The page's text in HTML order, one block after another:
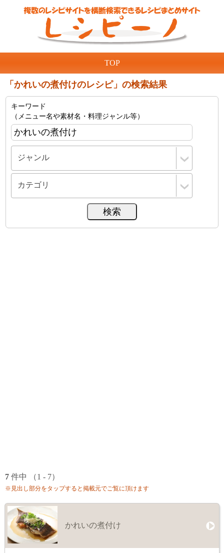
TOP
「かれいの煮付けのレシピ」の検索結果
キーワード
（メニュー名や素材名・料理ジャンル等）
7 件中 （1 - 7）
※見出し部分をタップすると掲載元でご覧に頂けます
かれいの煮付け